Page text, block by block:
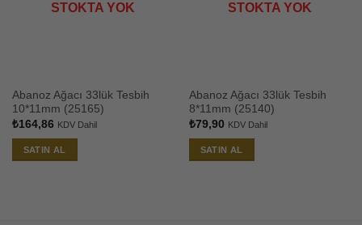
STOKTA YOK
Abanoz Ağacı 33lük Tesbih
10*11mm (25165)
₺164,86 KDV Dahil
SATIN AL
STOKTA YOK
Abanoz Ağacı 33lük Tesbih
8*11mm (25140)
₺79,90 KDV Dahil
SATIN AL